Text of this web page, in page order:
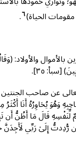
مقومات الحياة)٦.
بالأموال والأولاد:
[سبأ: ۳٥].
عن صاحب
وَهُوَ يُحَاوِرُهُ أَنَا أَكْثَرُ
قَالَ مَا أَظُنُّ أَن
رُّدِدتُّ إِلَىٰ رَبِّي لَأَجِدَنَّ